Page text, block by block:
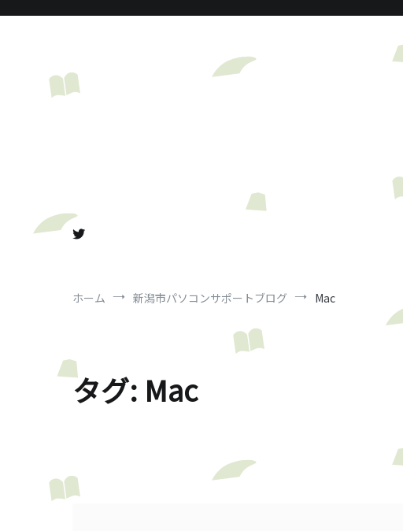
ホーム 新潟市パソコンサポートブログ Mac
タグ: Mac